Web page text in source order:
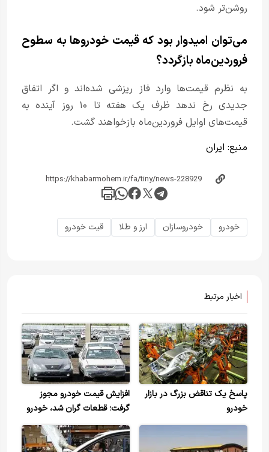
روشن‌تر شود.
می‌توان امیدوار بود که قیمت خودرو‌ها به سطوح
فروردین‌ماه بازگردد؟
به نظرم قیمت‌ها وارد فاز ریزشی شده‌اند و اگر اتفاق
جدیدی رخ ندهد ظرف یک هفته تا ۱۰ روز آینده به
قیمت‌های اوایل فروردین‌ماه بازخواهند گشت.
منبع: ایران
خودرو خودروسازان ارز و طلا قیت خودرو
اخبار مرتبط
پاسخ یک تناقض بزرگ در بازار
خودرو
افزایش قیمت خودرو مجوز
گرفت؛ قطعات گران شد، خودرو
هم گران می‌شود!